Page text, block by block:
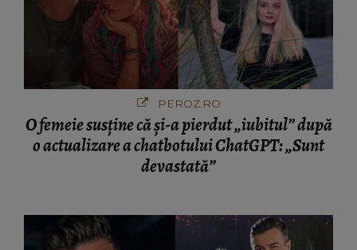
PEROZ.RO
O femeie susține că și-a pierdut „iubitul” după
o actualizare a chatbotului ChatGPT: „Sunt
devastată”